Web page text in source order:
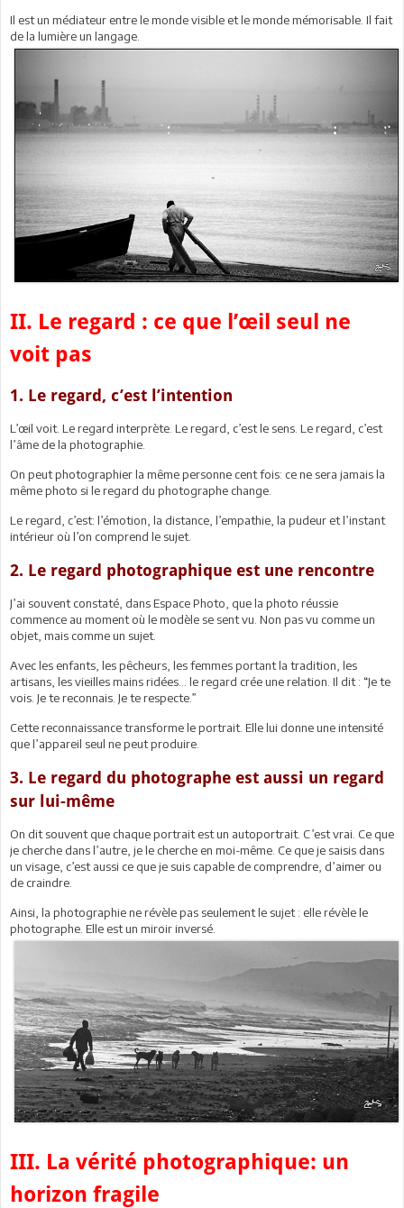
Il est un médiateur entre le monde visible et le monde mémorisable. Il fait
de la lumière un langage.
II. Le regard : ce que l’œil seul ne
voit pas
1. Le regard, c’est l’intention
L’œil voit. Le regard interprète. Le regard, c’est le sens. Le regard, c’est
l’âme de la photographie.
On peut photographier la même personne cent fois: ce ne sera jamais la
même photo si le regard du photographe change.
Le regard, c’est: l’émotion, la distance, l’empathie, la pudeur et l’instant
intérieur où l’on comprend le sujet.
2. Le regard photographique est une rencontre
J’ai souvent constaté, dans Espace Photo, que la photo réussie
commence au moment où le modèle se sent vu. Non pas vu comme un
objet, mais comme un sujet.
Avec les enfants, les pêcheurs, les femmes portant la tradition, les
artisans, les vieilles mains ridées… le regard crée une relation. Il dit : “Je te
vois. Je te reconnais. Je te respecte.”
Cette reconnaissance transforme le portrait. Elle lui donne une intensité
que l’appareil seul ne peut produire.
3. Le regard du photographe est aussi un regard
sur lui-même
On dit souvent que chaque portrait est un autoportrait. C’est vrai. Ce que
je cherche dans l’autre, je le cherche en moi-même. Ce que je saisis dans
un visage, c’est aussi ce que je suis capable de comprendre, d’aimer ou
de craindre.
Ainsi, la photographie ne révèle pas seulement le sujet : elle révèle le
photographe. Elle est un miroir inversé.
III. La vérité photographique: un
horizon fragile